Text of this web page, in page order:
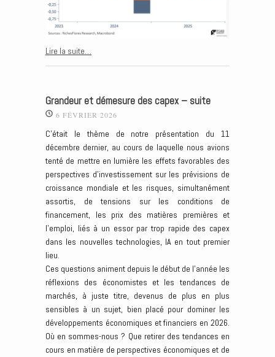
Lire la suite…
Grandeur et démesure des capex – suite
6 FÉVRIER 2026
C’était le thème de notre présentation du 11
décembre dernier, au cours de laquelle nous avions
tenté de mettre en lumière les effets favorables des
perspectives d’investissement sur les prévisions de
croissance mondiale et les risques, simultanément
assortis, de tensions sur les conditions de
financement, les prix des matières premières et
l’emploi, liés à un essor par trop rapide des capex
dans les nouvelles technologies, IA en tout premier
lieu.
Ces questions animent depuis le début de l’année les
réflexions des économistes et les tendances de
marchés, à juste titre, devenus de plus en plus
sensibles à un sujet, bien placé pour dominer les
développements économiques et financiers en 2026.
Où en sommes-nous ? Que retirer des tendances en
cours en matière de perspectives économiques et de